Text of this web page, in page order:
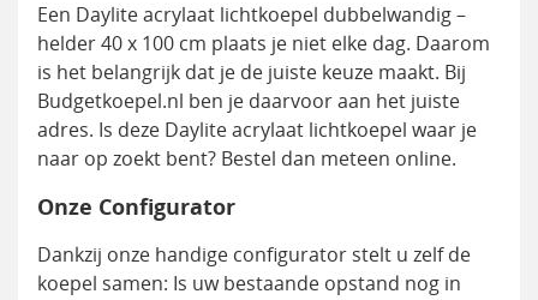
Een Daylite acrylaat lichtkoepel dubbelwandig –
helder 40 x 100 cm plaats je niet elke dag. Daarom
is het belangrijk dat je de juiste keuze maakt. Bij
Budgetkoepel.nl ben je daarvoor aan het juiste
adres. Is deze Daylite acrylaat lichtkoepel waar je
naar op zoekt bent? Bestel dan meteen online.
Onze Configurator
Dankzij onze handige configurator stelt u zelf de
koepel samen: Is uw bestaande opstand nog in